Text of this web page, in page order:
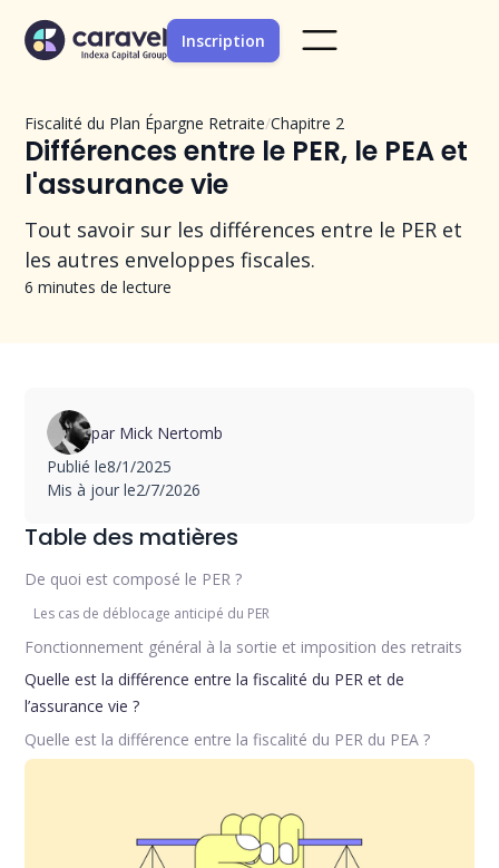
Inscription
Fiscalité du Plan Épargne Retraite/Chapitre 2
Différences entre le PER, le PEA et
l'assurance vie
Tout savoir sur les différences entre le PER et
les autres enveloppes fiscales.
6 minutes de lecture
par Mick Nertomb
Publié le8/1/2025
Mis à jour le2/7/2026
Table des matières
De quoi est composé le PER ?
Les cas de déblocage anticipé du PER
Fonctionnement général à la sortie et imposition des retraits
Quelle est la différence entre la fiscalité du PER et de
l’assurance vie ?
Quelle est la différence entre la fiscalité du PER du PEA ?